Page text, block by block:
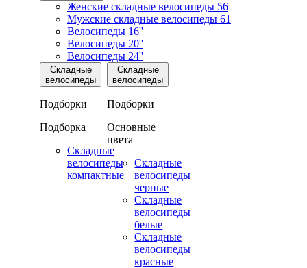
Женские складные велосипеды 56
Мужские складные велосипеды 61
Велосипеды 16''
Велосипеды 20''
Велосипеды 24''
Складные
велосипеды
Подборки
Подборка
Складные
велосипеды
компактные
Складные
велосипеды
Подборки
Основные
цвета
Складные
велосипеды
черные
Складные
велосипеды
белые
Складные
велосипеды
красные